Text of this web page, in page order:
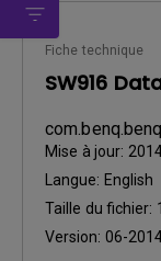
Fiche technique
SW916
Mise à jour:
Langue: English
Taille du fichier:
Version: 06-